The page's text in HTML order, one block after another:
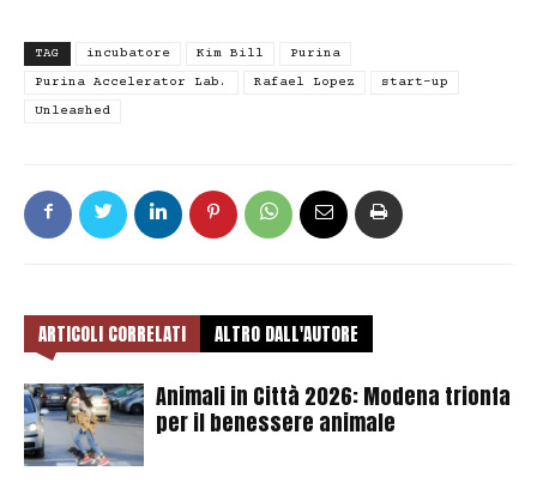
TAG incubatore Kim Bill
Purina
Purina Accelerator Lab.
Rafael Lopez
start-up
Unleashed
ARTICOLI CORRELATI ALTRO DALL'AUTORE
Animali in Città 2026: Modena trionfa
per il benessere animale